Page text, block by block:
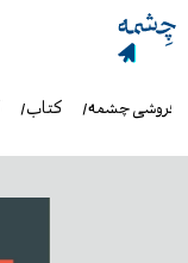
کتاب چشمه